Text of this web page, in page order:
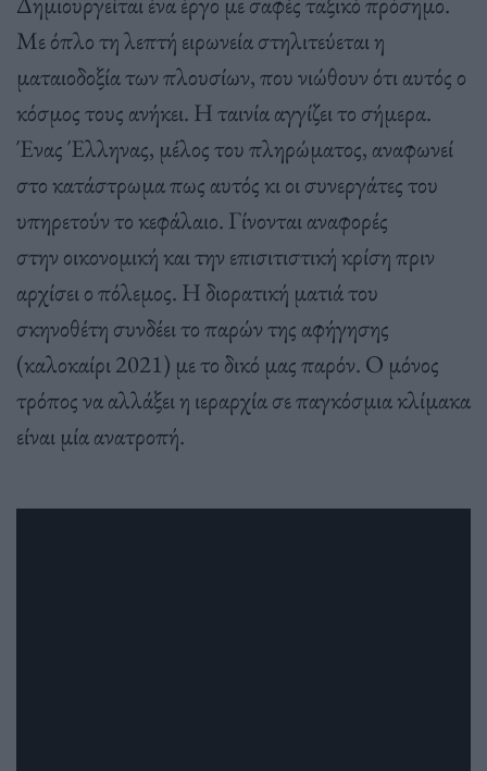
Με όπλο τη λεπτή ειρωνεία στηλιτεύεται η
ματαιοδοξία των πλουσίων, που νιώθουν ότι αυτός ο
κόσμος τους ανήκει. Η ταινία αγγίζει το σήμερα.
Ένας Έλληνας, μέλος του πληρώματος, αναφωνεί
στο κατάστρωμα πως αυτός κι οι συνεργάτες του
υπηρετούν το κεφάλαιο. Γίνονται αναφορές
στην οικονομική και την επισιτιστική κρίση πριν
αρχίσει ο πόλεμος. Η διορατική ματιά του
σκηνοθέτη συνδέει το παρών της αφήγησης
(καλοκαίρι 2021) με το δικό μας παρόν. Ο μόνος
τρόπος να αλλάξει η ιεραρχία σε παγκόσμια κλίμακα
είναι μία ανατροπή.